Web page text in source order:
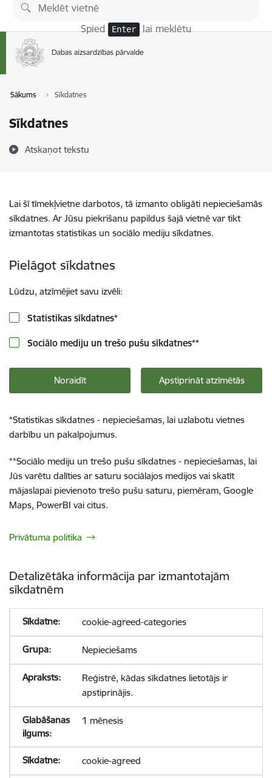
Pāriet uz lapas saturu
Spied Enter lai meklētu
Sākums Sīkdatnes
Sīkdatnes
Atskaņot tekstu
Lai šī tīmekļvietne darbotos, tā izmanto obligāti nepieciešamās
sīkdatnes. Ar Jūsu piekrišanu papildus šajā vietnē var tikt
izmantotas statistikas un sociālo mediju sīkdatnes.
Pielāgot sīkdatnes
Lūdzu, atzīmējiet savu izvēli:
Statistikas sīkdatnes*
Sociālo mediju un trešo pušu sīkdatnes**
Noraidīt Apstiprināt atzīmētās
*Statistikas sīkdatnes - nepieciešamas, lai uzlabotu vietnes
darbību un pakalpojumus.
**Sociālo mediju un trešo pušu sīkdatnes - nepieciešamas, lai
Jūs varētu dalīties ar saturu sociālajos medijos vai skatīt
mājaslapai pievienoto trešo pušu saturu, piemēram, Google
Maps, PowerBI vai citus.
Privātuma politika
Detalizētāka informācija par izmantotajām
sīkdatnēm
cookie-agreed-categories
Nepieciešams
Reģistrē, kādas sīkdatnes lietotājs ir
apstiprinājis.
1 mēnesis
cookie-agreed